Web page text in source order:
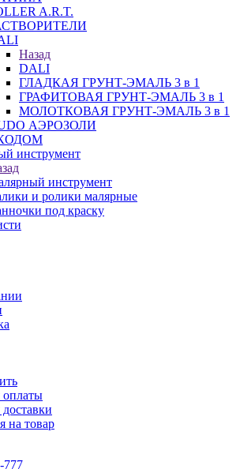
A.R.T.
Назад
DALI
ГЛАДКАЯ ГРУНТ-ЭМАЛЬ 3 в 1
ГРАФИТОВАЯ ГРУНТ-ЭМАЛЬ 3 в 1
МОЛОТКОВАЯ ГРУНТ-ЭМАЛЬ 3 в 1
АЭРОЗОЛИ
инструмент
инструмент
и ролики малярные
под краску
оплаты
на товар
777